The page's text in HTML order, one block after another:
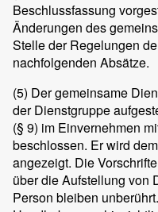
Beschlussfassung
Änderungen des
Stelle der Regelungen
nachfolgenden Absätze.
(5) Der gemeinsame
der Dienstgruppe
(§ 9) im Einvernehmen
beschlossen. Er wird
angezeigt. Die
über die Aufstellung von
Person bleiben